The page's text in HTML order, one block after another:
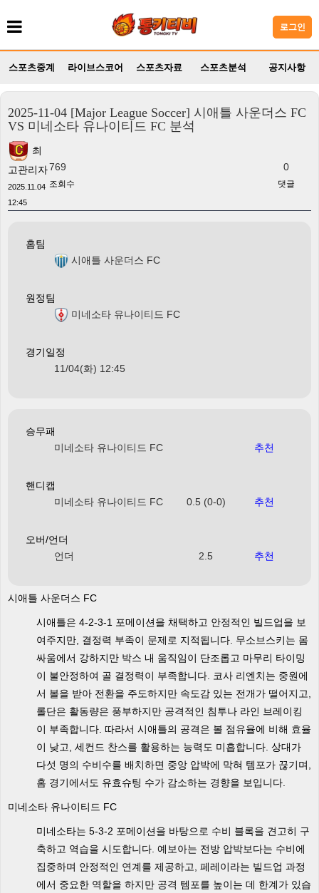
로그인
스포츠중계 라이브스코어 스포츠자료 스포츠분석 공지사항
2025-11-04 [Major League Soccer] 시애틀 사운더스 FC
VS 미네소타 유나이티드 FC 분석
최
고관리자
2025.11.04
12:45
769
조회수
0
댓글
홈팀
시애틀 사운더스 FC
원정팀
미네소타 유나이티드 FC
경기일정
11/04(화) 12:45
승무패
미네소타 유나이티드 FC
추천
핸디캡
미네소타 유나이티드 FC
0.5 (0-0) 추천
오버/언더
언더
2.5 추천
시애틀 사운더스 FC
시애틀은 4-2-3-1 포메이션을 채택하고 안정적인 빌드업을 보
여주지만, 결정력 부족이 문제로 지적됩니다. 무소브스키는 몸
싸움에서 강하지만 박스 내 움직임이 단조롭고 마무리 타이밍
이 불안정하여 골 결정력이 부족합니다. 코사 리엔치는 중원에
서 볼을 받아 전환을 주도하지만 속도감 있는 전개가 떨어지고,
롤단은 활동량은 풍부하지만 공격적인 침투나 라인 브레이킹
이 부족합니다. 따라서 시애틀의 공격은 볼 점유율에 비해 효율
이 낮고, 세컨드 찬스를 활용하는 능력도 미흡합니다. 상대가
다섯 명의 수비수를 배치하면 중앙 압박에 막혀 템포가 끊기며,
홈 경기에서도 유효슈팅 수가 감소하는 경향을 보입니다.
미네소타 유나이티드 FC
미네소타는 5-3-2 포메이션을 바탕으로 수비 블록을 견고히 구
축하고 역습을 시도합니다. 예보아는 전방 압박보다는 수비에
집중하며 안정적인 연계를 제공하고, 페레이라는 빌드업 과정
에서 중요한 역할을 하지만 공격 템포를 높이는 데 한계가 있습